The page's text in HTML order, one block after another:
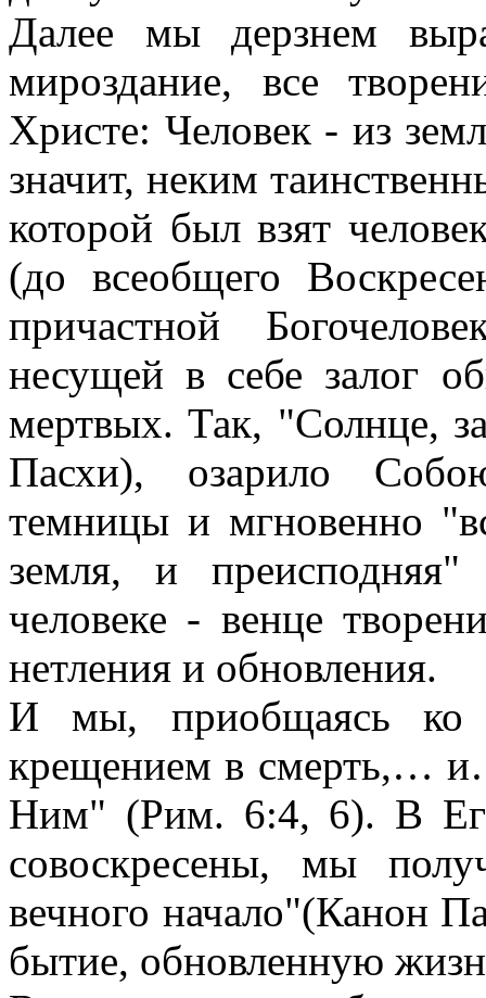
Далее мы дерзнем
мироздание, все
Христе: Человек - из
значит, неким
которой был взят
(до всеобщего
причастной
несущей в себе залог
мертвых. Так, "Солнце,
Пасхи), озарило
темницы и мгновенно
земля, и
человеке - венце
нетления и обновления.
И мы, приобщаясь ко
крещением в смерть,…
Ним" (Рим. 6:4, 6). В
совоскресены, мы
вечного начало"(Канон
бытие, обновленную